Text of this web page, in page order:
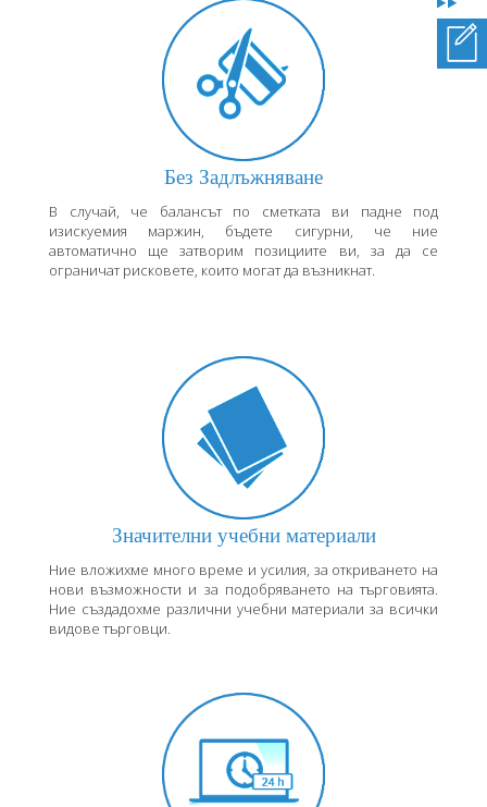
Без Задлъжняване
В случай, че балансът по сметката ви падне под
изискуемия маржин, бъдете сигурни, че ние
автоматично ще затворим позициите ви, за да се
ограничат рисковете, които могат да възникнат.
Значителни учебни материали
Ние вложихме много време и усилия, за откриването на
нови възможности и за подобряването на търговията.
Ние създадохме различни учебни материали за всички
видове търговци.